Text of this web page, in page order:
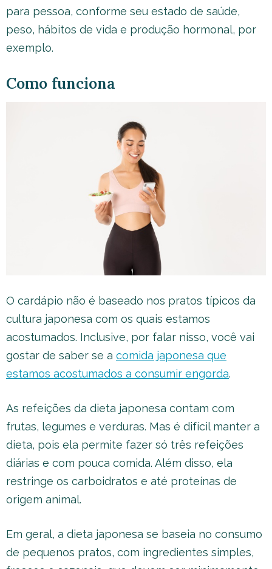
para pessoa, conforme seu estado de saúde,
peso, hábitos de vida e produção hormonal, por
exemplo.
Como funciona
O cardápio não é baseado nos pratos típicos da
cultura japonesa com os quais estamos
acostumados. Inclusive, por falar nisso, você vai
gostar de saber se a comida japonesa que
estamos acostumados a consumir engorda.
As refeições da dieta japonesa contam com
frutas, legumes e verduras. Mas é difícil manter a
dieta, pois ela permite fazer só três refeições
diárias e com pouca comida. Além disso, ela
restringe os carboidratos e até proteínas de
origem animal.
Em geral, a dieta japonesa se baseia no consumo
de pequenos pratos, com ingredientes simples,